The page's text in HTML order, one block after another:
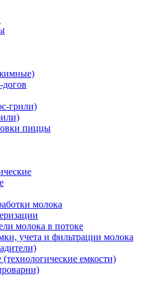
догов
грили)
пиццы
молока
молока в потоке
учета и фильтрации молока
емкости)